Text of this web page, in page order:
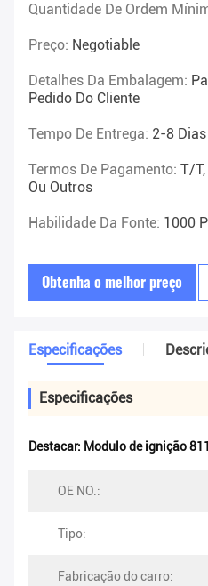
Quantidade De Ordem
Preço: Negotiable
Detalhes Da Embalagem:
Pedido Do Cliente
Tempo De Entrega: 2-8
Termos De Pagamento: T/T,
Ou Outros
Habilidade Da Fonte: 1000
Obtenha o melhor preço
Especificações
Especificações
Destacar: Modulo de ignição
OE NO.:
Tipo:
Fabricação do carro: